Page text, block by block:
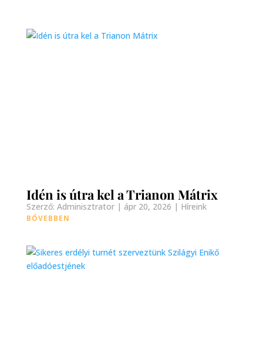
Idén is útra kel a Trianon Mátrix
Szerző: Adminisztrator| ápr 20, 2026 | Híreink
BŐVEBBEN